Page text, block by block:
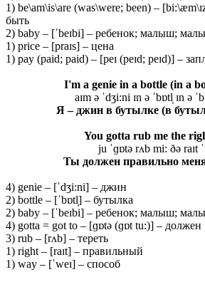
1) be\am\is\are (was\were; been) –
быть
2) baby – [ˈbeɪbi] – ребенок; малыш;
1) price – [praɪs] – цена
1) pay (paid; paid) – [peɪ (peɪd; peɪd)] –
I'm a genie in a bottle (in a
aɪm ə ˈdʒi:ni ɪn ə ˈbɒtl̩ ɪn ə
Я – джин в бутылке (в
You gotta rub me the
ju ˈɡɒtə rʌb mi: ðə raɪt
Ты должен правильно
4) genie – [ˈdʒi:ni] – джин
2) bottle – [ˈbɒtl̩] – бутылка
2) baby – [ˈbeɪbi] – ребенок; малыш;
4) gotta = got to – [ɡɒtə (ɡɒt tu:)] – должен
3) rub – [rʌb] – тереть
1) right – [raɪt] – правильный
1) way – [ˈweɪ] – способ